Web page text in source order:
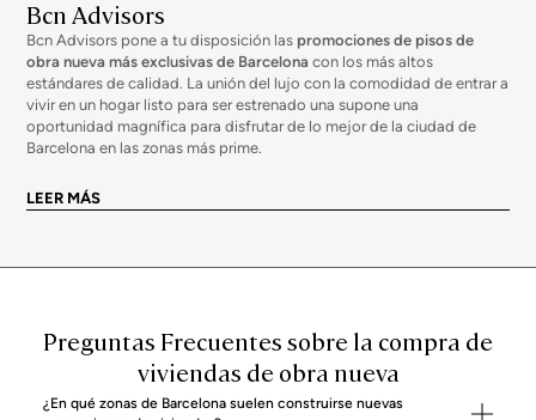
Bcn Advisors
Bcn Advisors pone a tu disposición las promociones de pisos de
obra nueva más exclusivas de Barcelona con los más altos
estándares de calidad. La unión del lujo con la comodidad de entrar a
vivir en un hogar listo para ser estrenado una supone una
oportunidad magnífica para disfrutar de lo mejor de la ciudad de
Barcelona en las zonas más prime.
nueva en Barcelona
vez más abierta, conamplias estanciasque aprovechen más la luz
house” y podamos controlar ciertas funciones mediante nuestro
teléfono móvil o incluso con órdenes de voz.
Los inmuebles de primera edificación presentanexcelentes calidades
y suelen tener más zonas comunes(garaje o trastero, entre otras
LEER MÁS
Preguntas Frecuentes sobre la compra de
viviendas de obra nueva
¿En qué zonas de Barcelona suelen construirse nuevas